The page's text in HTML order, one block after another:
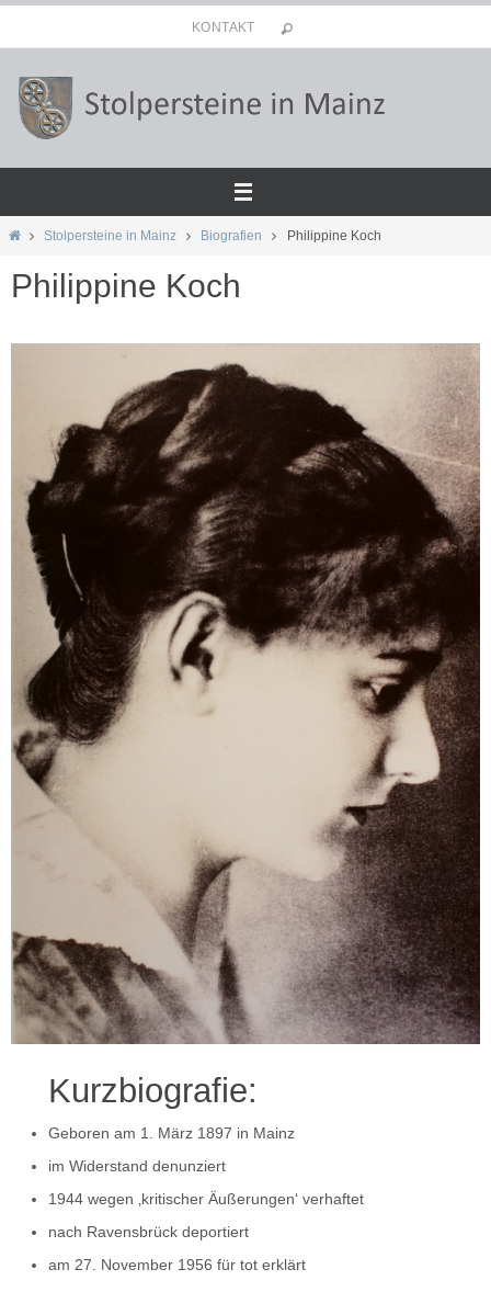
Inhalt
springen
KONTAKT
StartStolpersteine in Mainz Biografien Philippine Koch
Philippine Koch
Kurzbiografie:
Geboren am 1. März 1897 in Mainz
im Widerstand denunziert
1944 wegen ‚kritischer Äußerungen‘ verhaftet
nach Ravensbrück deportiert
am 27. November 1956 für tot erklärt